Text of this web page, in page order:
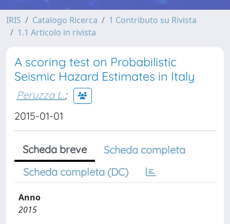
IRIS Catalogo Ricerca
1 Contributo su Rivista
1.1 Articolo in rivista
A scoring test on Probabilistic
Seismic Hazard Estimates in Italy
Peruzza L.;
2015-01-01
Scheda breve
Scheda completa
Scheda completa (DC)
Anno
2015